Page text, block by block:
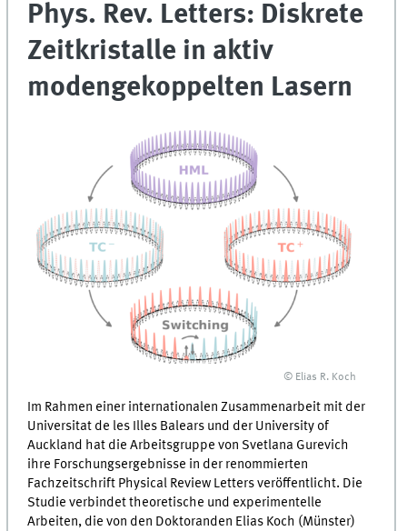
Phys. Rev. Letters: Diskrete
Zeitkristalle in aktiv
modengekoppelten Lasern
© Elias R. Koch
Im Rahmen einer internationalen Zusammenarbeit mit der
Universitat de les Illes Balears und der University of
Auckland hat die Arbeitsgruppe von Svetlana Gurevich
ihre Forschungsergebnisse in der renommierten
Fachzeitschrift Physical Review Letters veröffentlicht. Die
Studie verbindet theoretische und experimentelle
Arbeiten, die von den Doktoranden Elias Koch (Münster)